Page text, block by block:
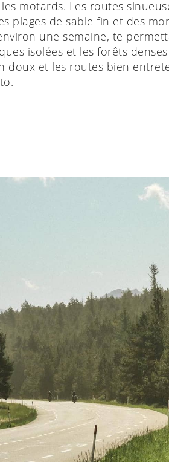
motards. Les routes
plages de sable fin et des
une semaine, te
isolées et les forêts
doux et les routes bien